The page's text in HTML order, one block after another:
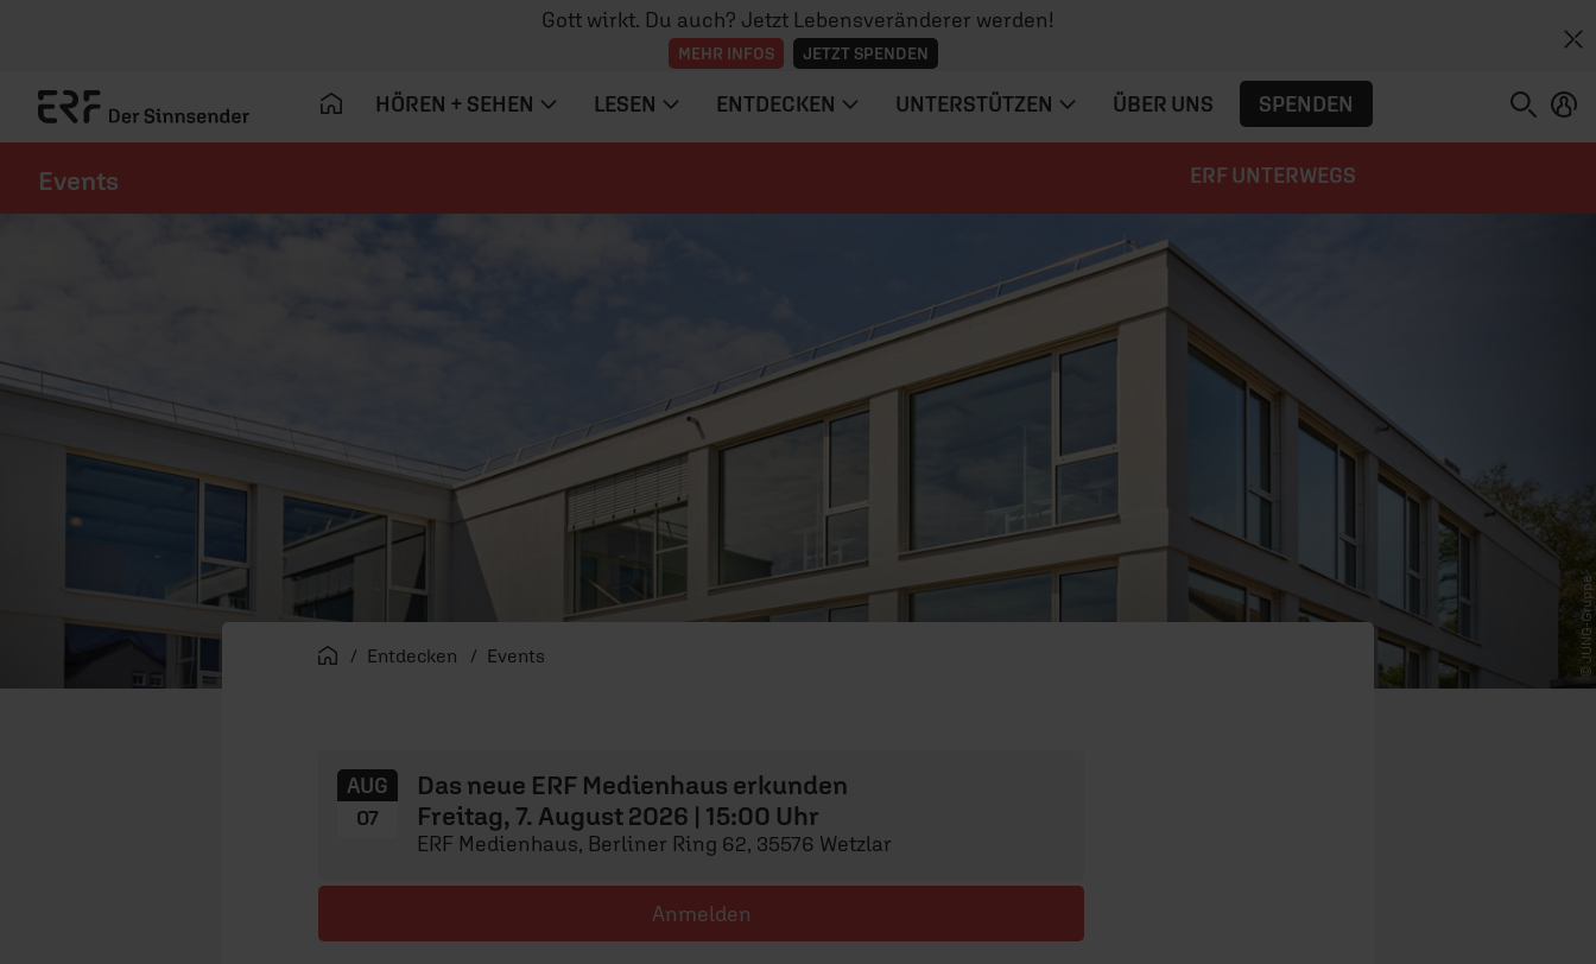
Gott wirkt. Du auch? Jetzt Lebensveränderer werden!
MEHR INFOS JETZT SPENDEN
HÖREN + SEHEN LESEN ENTDECKEN UNTERSTÜTZEN ÜBER UNS SPENDEN
Events ERF UNTERWEGS
© JUNG-Gruppe
Startseite
Entdecken Events
AUG
07
Das neue ERF Medienhaus erkunden
Freitag, 7. August 2026 | 15:00 Uhr
ERF Medienhaus, Berliner Ring 62, 35576 Wetzlar
Anmelden